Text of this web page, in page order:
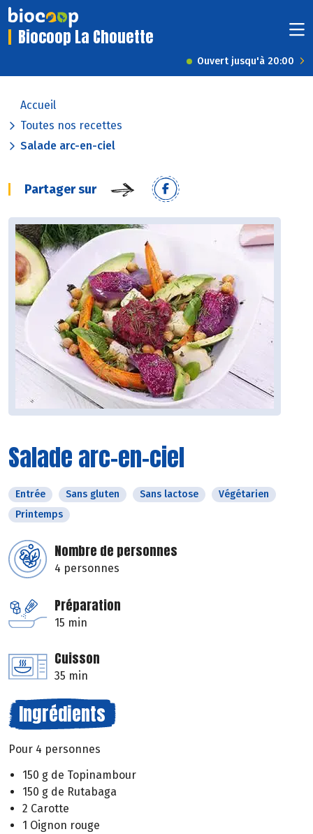
Biocoop La Chouette
Ouvert jusqu'à 20:00
Accueil
Toutes nos recettes
Salade arc-en-ciel
Partager sur
Salade arc-en-ciel
Entrée Sans gluten Sans lactose
Végétarien
Printemps
Nombre de personnes
4 personnes
Préparation
15 min
Cuisson
35 min
Ingrédients
Pour 4 personnes
150 g de Topinambour
150 g de Rutabaga
2 Carotte
1 Oignon rouge